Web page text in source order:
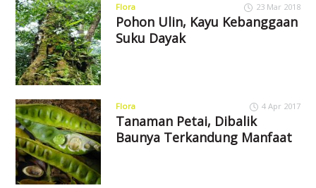
Flora 23 Mar 2018
Pohon Ulin, Kayu Kebanggaan
Suku Dayak
Flora 4 Apr 2017
Tanaman Petai, Dibalik
Baunya Terkandung Manfaat